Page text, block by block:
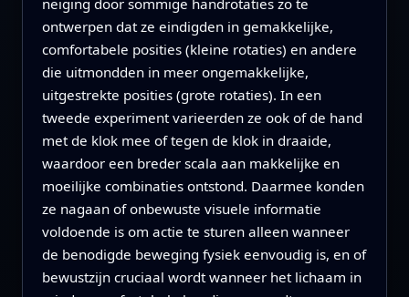
neiging door sommige handrotaties zo te
ontwerpen dat ze eindigden in gemakkelijke,
comfortabele posities (kleine rotaties) en andere
die uitmondden in meer ongemakkelijke,
uitgestrekte posities (grote rotaties). In een
tweede experiment varieerden ze ook of de hand
met de klok mee of tegen de klok in draaide,
waardoor een breder scala aan makkelijke en
moeilijke combinaties ontstond. Daarmee konden
ze nagaan of onbewuste visuele informatie
voldoende is om actie te sturen alleen wanneer
de benodigde beweging fysiek eenvoudig is, en of
bewustzijn cruciaal wordt wanneer het lichaam in